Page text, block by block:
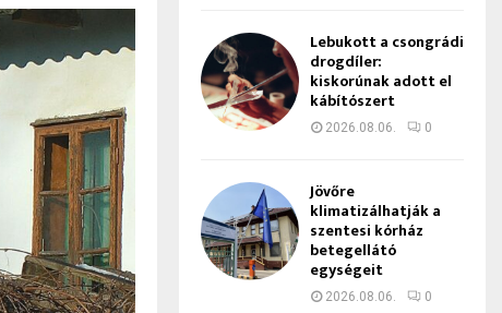
Lebukott a csongrádi
drogdíler:
kiskorúnak adott el
kábítószert
2026.08.06. 0
Jövőre
klimatizálhatják a
szentesi kórház
betegellátó
egységeit
2026.08.06. 0